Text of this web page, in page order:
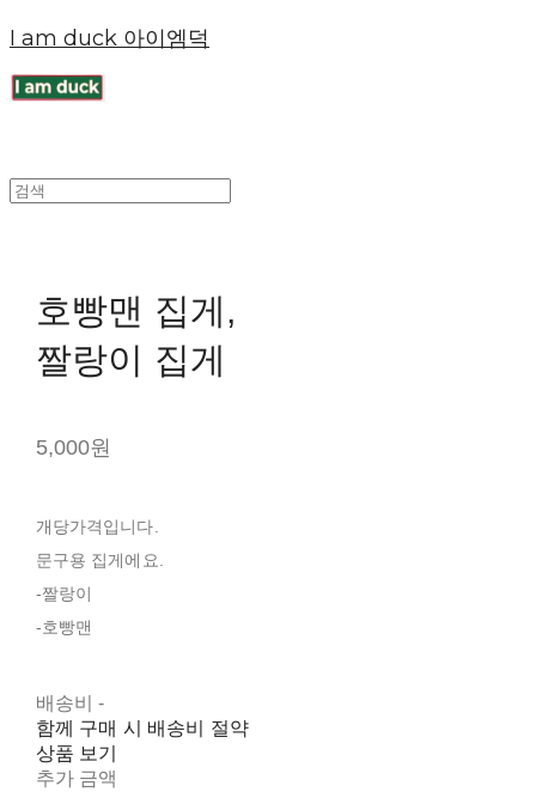
I am duck 아이엠덕
호빵맨 집게,
짤랑이 집게
5,000원
개당가격입니다.
문구용 집게에요.
-짤랑이
-호빵맨
배송비-
함께 구매 시 배송비 절약
상품 보기
추가 금액